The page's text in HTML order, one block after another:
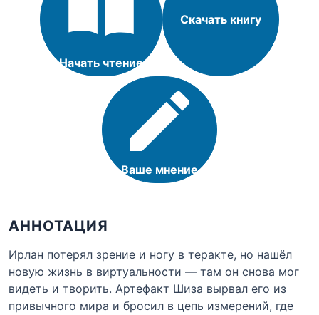
Начать чтение
Скачать книгу
Ваше мнение
АННОТАЦИЯ
Ирлан потерял зрение и ногу в теракте, но нашёл
новую жизнь в виртуальности — там он снова мог
видеть и творить. Артефакт Шиза вырвал его из
привычного мира и бросил в цепь измерений, где